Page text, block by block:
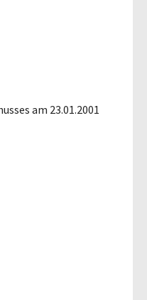
am 23.01.2001